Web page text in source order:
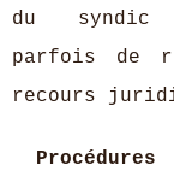
du syndic
parfois de
recours